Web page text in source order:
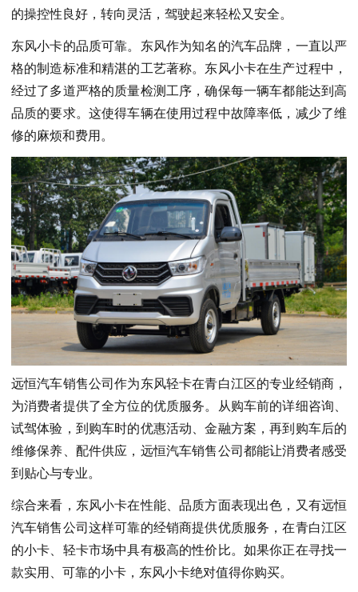
的操控性良好，转向灵活，驾驶起来轻松又安全。
东风小卡的品质可靠。东风作为知名的汽车品牌，一直以严
格的制造标准和精湛的工艺著称。东风小卡在生产过程中，
经过了多道严格的质量检测工序，确保每一辆车都能达到高
品质的要求。这使得车辆在使用过程中故障率低，减少了维
修的麻烦和费用。
远恒汽车销售公司作为东风轻卡在青白江区的专业经销商，
为消费者提供了全方位的优质服务。从购车前的详细咨询、
试驾体验，到购车时的优惠活动、金融方案，再到购车后的
维修保养、配件供应，远恒汽车销售公司都能让消费者感受
到贴心与专业。
综合来看，东风小卡在性能、品质方面表现出色，又有远恒
汽车销售公司这样可靠的经销商提供优质服务，在青白江区
的小卡、轻卡市场中具有极高的性价比。如果你正在寻找一
款实用、可靠的小卡，东风小卡绝对值得你购买。